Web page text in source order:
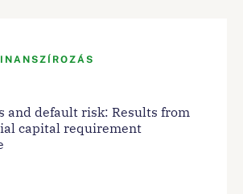
and default risk: Results from
capital requirement